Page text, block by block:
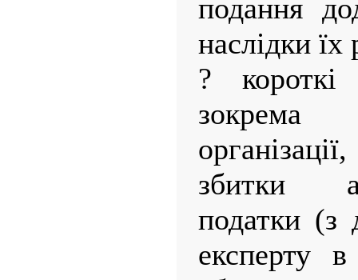
подання
наслідки їх
? короткі
збитки
податки (з
експерту в